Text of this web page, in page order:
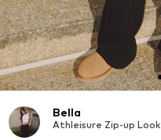
Bella
Athleisure Zip-up Look